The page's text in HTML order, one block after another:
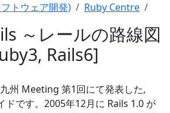
トウェア開発) Ruby Centre
～レールの路線図
Rails6]
州 Meeting 第1回にて発表した,
ドです。2005年12月に Rails 1.0 が